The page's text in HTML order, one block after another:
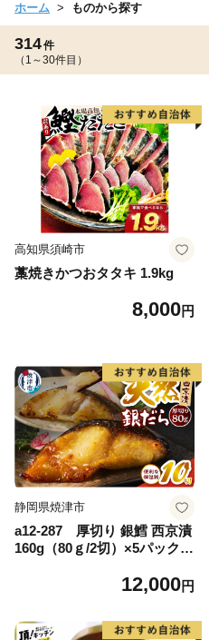
ホーム ものから探す
314件
（1～30件目）
高知県須崎市
藁焼きかつおタタキ 1.9kg
8,000円
静岡県焼津市
a12-287 厚切り 銀鱈 西京漬
160g（80ｇ/2切）×5パック
12,000円